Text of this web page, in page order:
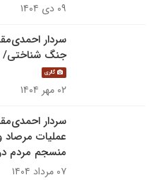
۰۹ دی ۱۴۰۴
سردار
جنگ شناختی/
گالری
۰۲ مهر ۱۴۰۴
سردار
منسجم مردم
۰۷ مرداد ۱۴۰۴